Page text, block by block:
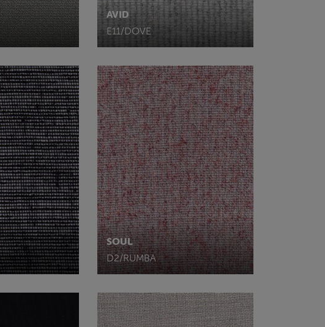
AVID
E11/DOVE
SOUL
D2/RUMBA